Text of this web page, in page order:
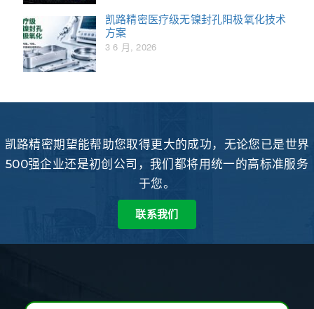
凯路精密医疗级无镍封孔阳极氧化技术
方案
3 6 月, 2026
凯路精密期望能帮助您取得更大的成功，无论您已是世界
500强企业还是初创公司，我们都将用统一的高标准服务
于您。
联系我们